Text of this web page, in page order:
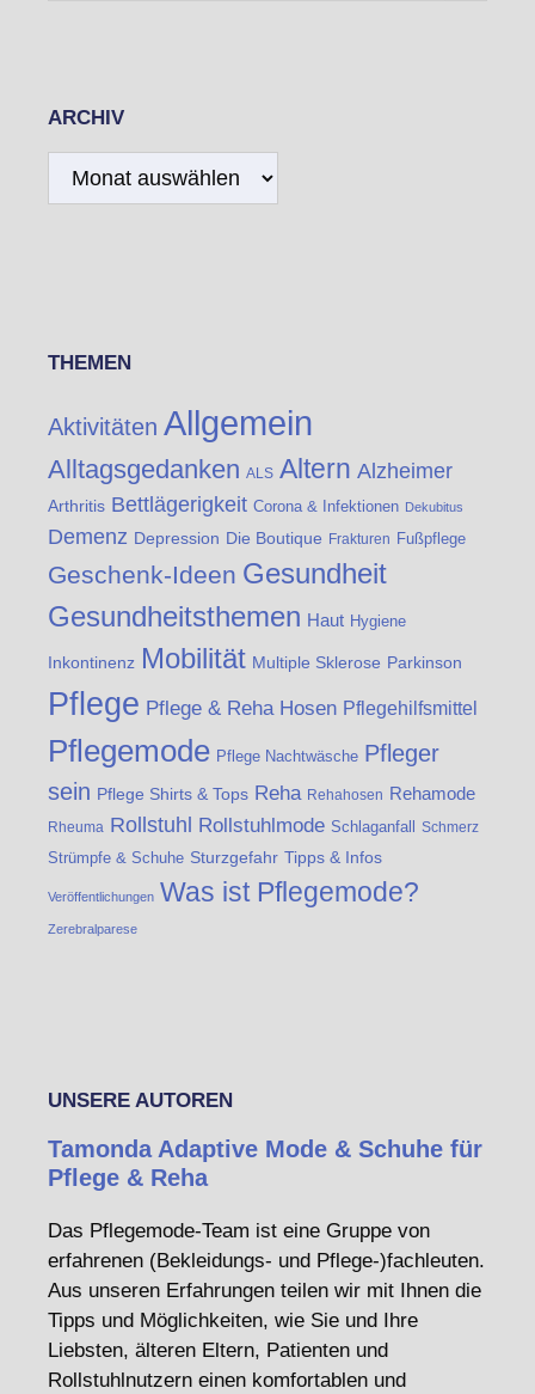
ARCHIV
THEMEN
Aktivitäten Allgemein
Alltagsgedanken ALS Altern Alzheimer
Arthritis Bettlägerigkeit Corona & Infektionen Dekubitus
Demenz Depression Die Boutique Frakturen Fußpflege
Geschenk-Ideen Gesundheit
Gesundheitsthemen Haut Hygiene
Inkontinenz Mobilität Multiple Sklerose Parkinson
Pflege Pflege & Reha Hosen Pflegehilfsmittel
Pflegemode Pflege Nachtwäsche Pfleger
sein Pflege Shirts & Tops Reha Rehahosen Rehamode
Rheuma Rollstuhl Rollstuhlmode Schlaganfall Schmerz
Strümpfe & Schuhe Sturzgefahr Tipps & Infos
Veröffentlichungen Was ist Pflegemode?
Zerebralparese
UNSERE AUTOREN
Tamonda Adaptive Mode & Schuhe für
Pflege & Reha
Das Pflegemode-Team ist eine Gruppe von
erfahrenen (Bekleidungs- und Pflege-)fachleuten.
Aus unseren Erfahrungen teilen wir mit Ihnen die
Tipps und Möglichkeiten, wie Sie und Ihre
Liebsten, älteren Eltern, Patienten und
Rollstuhlnutzern einen komfortablen und